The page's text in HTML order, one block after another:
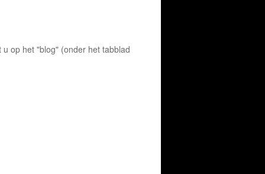
op het "blog" (onder het tabblad